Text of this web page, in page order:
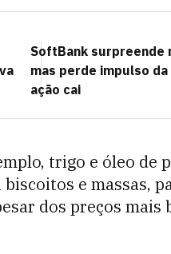
SoftBank surpreende
mas perde impulso da
ação cai
trigo e óleo de
e massas,
dos preços mais